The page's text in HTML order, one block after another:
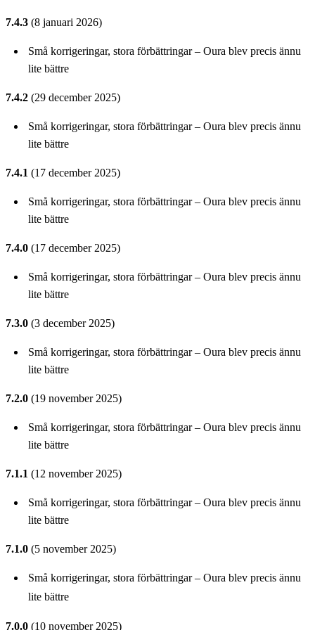
7.4.3 (8 januari 2026)
Små korrigeringar, stora förbättringar – Oura blev precis ännu
lite bättre
7.4.2 (29 december 2025)
Små korrigeringar, stora förbättringar – Oura blev precis ännu
lite bättre
7.4.1 (17 december 2025)
Små korrigeringar, stora förbättringar – Oura blev precis ännu
lite bättre
7.4.0 (17 december 2025)
Små korrigeringar, stora förbättringar – Oura blev precis ännu
lite bättre
7.3.0 (3 december 2025)
Små korrigeringar, stora förbättringar – Oura blev precis ännu
lite bättre
7.2.0 (19 november 2025)
Små korrigeringar, stora förbättringar – Oura blev precis ännu
lite bättre
7.1.1 (12 november 2025)
Små korrigeringar, stora förbättringar – Oura blev precis ännu
lite bättre
7.1.0 (5 november 2025)
Små korrigeringar, stora förbättringar – Oura blev precis ännu
lite bättre
7.0.0 (10 november 2025)